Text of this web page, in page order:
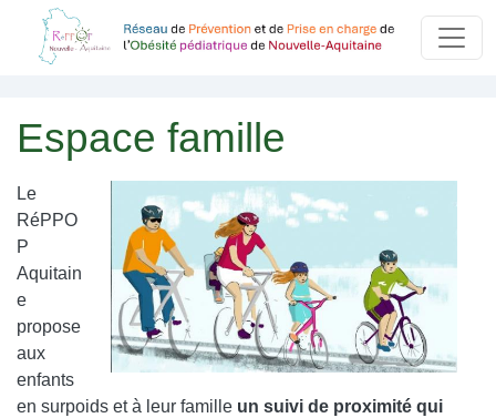
Aller au contenu principal
Espace famille
Le
RéPPO
P
Aquitain
e
propose
aux
enfants
en surpoids et à leur famille un suivi de proximité qui
Panneau de gestion des cookies